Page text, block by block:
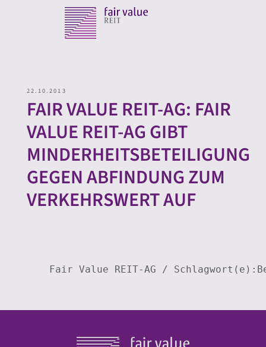
22.10.2013
FAIR VALUE REIT-AG: FAIR
VALUE REIT-AG GIBT
MINDERHEITSBETEILIGUNG
GEGEN ABFINDUNG ZUM
VERKEHRSWERT AUF
Fair Value REIT-AG /